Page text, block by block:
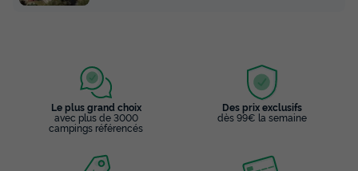
Le plus grand choix
avec plus de 3000
campings référencés
Des prix exclusifs
dès 99€ la semaine